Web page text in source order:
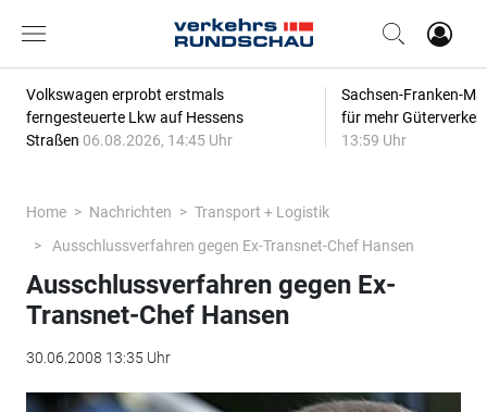
Volkswagen erprobt erstmals
ferngesteuerte Lkw auf Hessens
Straßen 06.08.2026, 14:45 Uhr
Sachsen-Franken-
für mehr
13:59 Uhr
Home Nachrichten
Transport + Logistik
Ausschlussverfahren gegen Ex-Transnet-Chef Hansen
Ausschlussverfahren gegen Ex-
Transnet-Chef Hansen
30.06.2008 13:35 Uhr